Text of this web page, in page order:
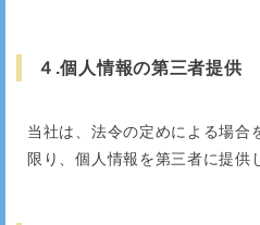
４.個人情報の第三者提供
当社は、法令の定めによる場合
限り、個人情報を第三者に提供